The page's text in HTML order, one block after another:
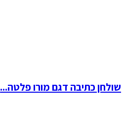
שולחן כתיבה דגם מורו פלטה...